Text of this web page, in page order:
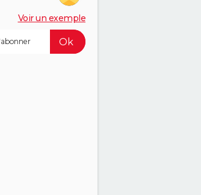
Voir un exemple